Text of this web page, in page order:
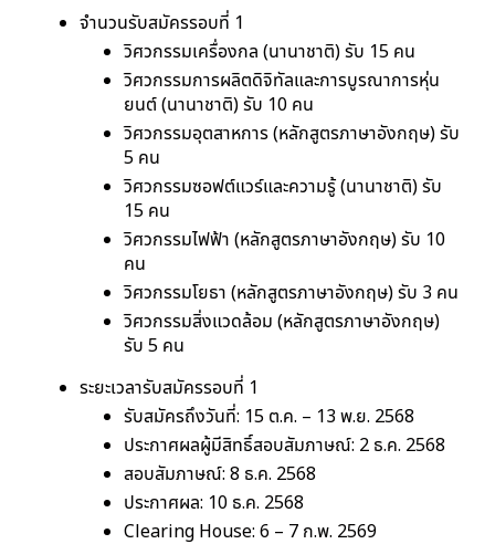
จำนวนรับสมัครรอบที่ 1
วิศวกรรมเครื่องกล (นานาชาติ) รับ 15 คน
วิศวกรรมการผลิตดิจิทัลและการบูรณาการหุ่น
ยนต์ (นานาชาติ) รับ 10 คน
วิศวกรรมอุตสาหการ (หลักสูตรภาษาอังกฤษ) รับ
5 คน
วิศวกรรมซอฟต์แวร์และความรู้ (นานาชาติ) รับ
15 คน
วิศวกรรมไฟฟ้า (หลักสูตรภาษาอังกฤษ) รับ 10
คน
วิศวกรรมโยธา (หลักสูตรภาษาอังกฤษ) รับ 3 คน
วิศวกรรมสิ่งแวดล้อม (หลักสูตรภาษาอังกฤษ)
รับ 5 คน
ระยะเวลารับสมัครรอบที่ 1
รับสมัครถึงวันที่: 15 ต.ค. – 13 พ.ย. 2568
ประกาศผลผู้มีสิทธิ์สอบสัมภาษณ์: 2 ธ.ค. 2568
สอบสัมภาษณ์: 8 ธ.ค. 2568
ประกาศผล: 10 ธ.ค. 2568
Clearing House: 6 – 7 ก.พ. 2569